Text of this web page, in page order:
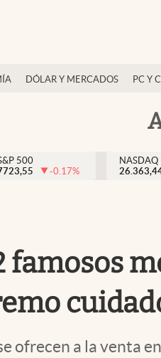
DÓLAR Y MERCADOS PC Y
500
-0.17%
NASDAQ
famosos
ofrecen a la venta